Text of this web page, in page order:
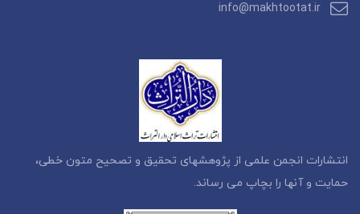
info@makhtootat.ir
انتشارات انجمن علمی از پژوهشهای تحقیق و تصحیح متون خطی،
حمایت و آنها را بچاپ می رساند.